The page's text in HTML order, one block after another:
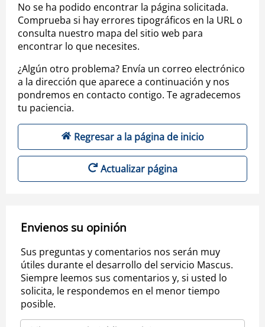
No se ha podido encontrar la página solicitada.
Comprueba si hay errores tipográficos en la URL o
consulta nuestro mapa del sitio web para
encontrar lo que necesites.
¿Algún otro problema? Envía un correo electrónico
a la dirección que aparece a continuación y nos
pondremos en contacto contigo. Te agradecemos
tu paciencia.
Regresar a la página de inicio
Actualizar página
Envienos su opinión
Sus preguntas y comentarios nos serán muy
útiles durante el desarrollo del servicio Mascus.
Siempre leemos sus comentarios y, si usted lo
solicita, le respondemos en el menor tiempo
posible.